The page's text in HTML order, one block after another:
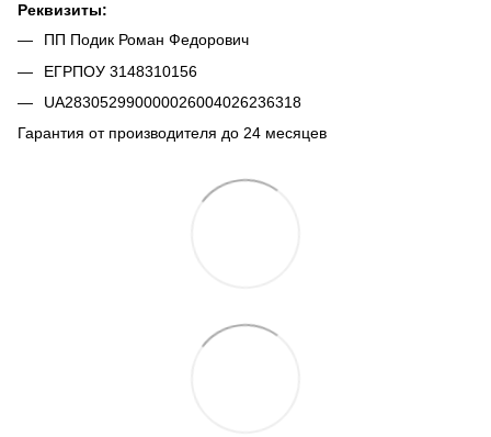
Реквизиты:
ПП Подик Роман Федорович
ЕГРПОУ 3148310156
UA283052990000026004026236318
Гарантия от производителя до 24 месяцев